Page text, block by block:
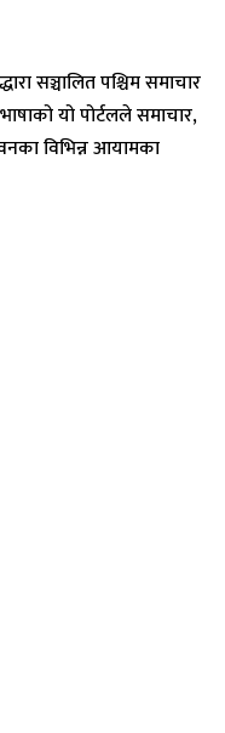
सञ्चालित पश्चिम समाचार
यो पोर्टलले समाचार,
विभिन्न आयामका